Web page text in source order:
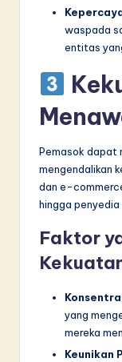
waspada
entitas
Pemasok dapat
mengendalikan
dan e-
hingga penyedia
Faktor
yang
mereka
Keunikan